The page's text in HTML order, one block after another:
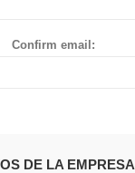
Confirm email:
DE LA EMPRESA